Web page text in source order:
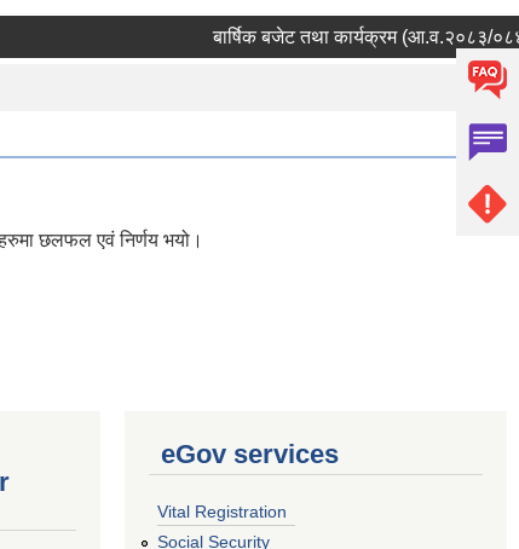
बार्षिक बजेट तथा कार्यक्रम (आ.व.२०८३/०८४)
छलफल एवं निर्णय भयो।
eGov services
Vital Registration
Social Security